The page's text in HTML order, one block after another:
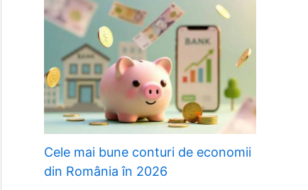
Cele mai bune conturi de economii
din România în 2026